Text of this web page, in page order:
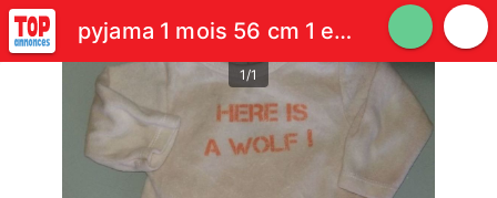
pyjama 1 mois 56 cm 1 euro l'unité
1/1